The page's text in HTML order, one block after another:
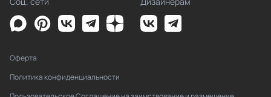
Оферта
Политика конфиденциальности